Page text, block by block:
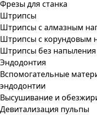
Фрезы для станка
Штрипсы
Штрипсы c алмазным
Штрипсы c корундовым
Штрипсы без напыления
Эндодонтия
Вспомогательные
эндодонтии
Высушивание и
Девитализация пульпы